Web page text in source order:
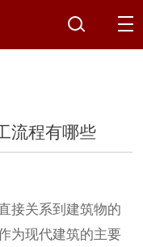
流程有哪些
接关系到建筑物的
为现代建筑的主要